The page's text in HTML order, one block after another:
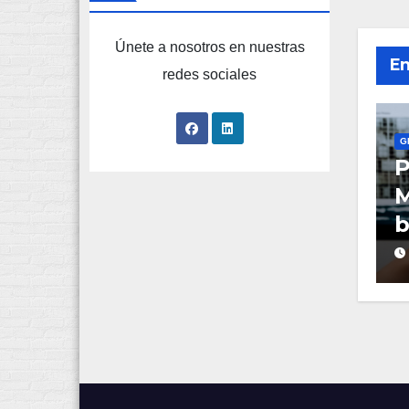
Únete a nosotros en nuestras
redes sociales